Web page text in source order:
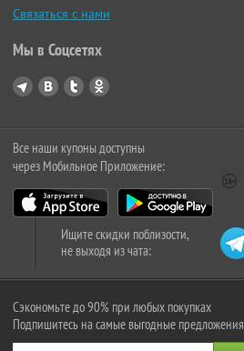
Связаться с нами
Мы в Соцсетях
Все наши купоны доступны
через Мобильное Приложение:
Ищите скидки поблизости,
не выходя из чата:
Сэкономьте до 90% при любых покупках
Подпишитесь на самые выгодные предложения